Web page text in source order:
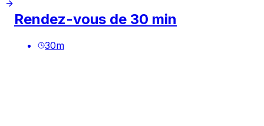
Rendez-vous de 30 min
30m